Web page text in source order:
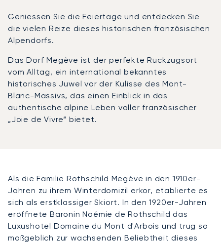
Geniessen Sie die Feiertage und entdecken Sie
die vielen Reize dieses historischen französischen
Alpendorfs.
Das Dorf Megève ist der perfekte Rückzugsort
vom Alltag, ein international bekanntes
historisches Juwel vor der Kulisse des Mont-
Blanc-Massivs, das einen Einblick in das
authentische alpine Leben voller französischer
„Joie de Vivre“ bietet.
Als die Familie Rothschild Megève in den 1910er-
Jahren zu ihrem Winterdomizil erkor, etablierte es
sich als erstklassiger Skiort. In den 1920er-Jahren
eröffnete Baronin Noémie de Rothschild das
Luxushotel Domaine du Mont d'Arbois und trug so
maßgeblich zur wachsenden Beliebtheit dieses